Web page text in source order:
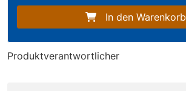
In den Warenkorb
Produktverantwortlicher